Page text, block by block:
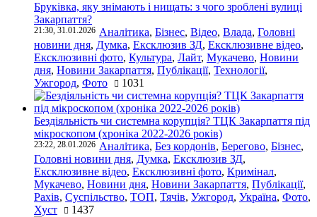
Бруківка, яку знімають і нищать: з чого зроблені вулиці
Закарпаття?
21:30, 31.01.2026 Аналітика, Бізнес, Відео, Влада, Головні
новини дня, Думка, Ексклюзив ЗД, Ексклюзивне відео,
Ексклюзивні фото, Культура, Лайт, Мукачево, Новини
дня, Новини Закарпаття, Публікації, Технології,
Ужгород, Фото 1031
Бездіяльність чи системна корупція? ТЦК Закарпаття під
мікроскопом (хроніка 2022-2026 років)
23:22, 28.01.2026 Аналітика, Без кордонів, Берегово, Бізнес,
Головні новини дня, Думка, Ексклюзив ЗД,
Ексклюзивне відео, Ексклюзивні фото, Кримінал,
Мукачево, Новини дня, Новини Закарпаття, Публікації,
Рахів, Суспільство, ТОП, Тячів, Ужгород, Україна, Фото,
Хуст
1437